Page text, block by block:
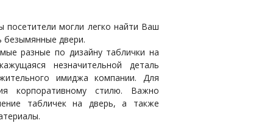
могли легко найти Ваш
безымянные двери.
разные по дизайну таблички на
незначительной деталь
имиджа компании. Для
корпоративному стилю. Важно
табличек на дверь, а также